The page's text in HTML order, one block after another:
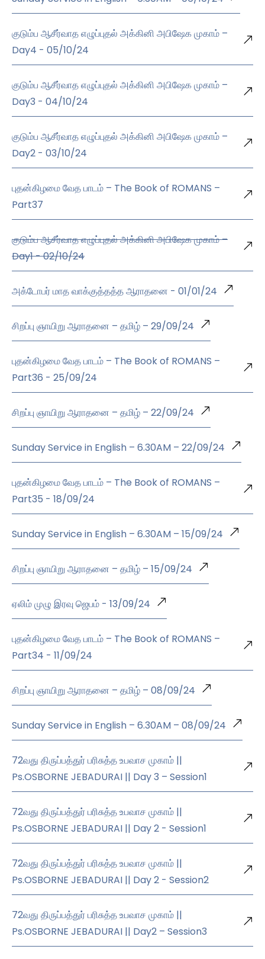
குடும்ப ஆசீர்வாத எழுப்புதல் அக்கினி அபிஷேக முகாம் –
Day4 - 05/10/24
குடும்ப ஆசீர்வாத எழுப்புதல் அக்கினி அபிஷேக முகாம் –
Day3 - 04/10/24
குடும்ப ஆசீர்வாத எழுப்புதல் அக்கினி அபிஷேக முகாம் –
Day2 - 03/10/24
புதன்கிழமை வேத பாடம் – The Book of ROMANS –
Part37
குடும்ப ஆசீர்வாத எழுப்புதல் அக்கினி அபிஷேக முகாம் –
Day1 - 02/10/24
அக்டோபர் மாத வாக்குத்தத்த ஆராதனை - 01/01/24
சிறப்பு ஞாயிறு ஆராதனை – தமிழ் – 29/09/24
புதன்கிழமை வேத பாடம் – The Book of ROMANS –
Part36 - 25/09/24
சிறப்பு ஞாயிறு ஆராதனை – தமிழ் – 22/09/24
Sunday Service in English – 6.30AM – 22/09/24
புதன்கிழமை வேத பாடம் – The Book of ROMANS –
Part35 - 18/09/24
Sunday Service in English – 6.30AM – 15/09/24
சிறப்பு ஞாயிறு ஆராதனை – தமிழ் – 15/09/24
ஏலிம் முழு இரவு ஜெபம் - 13/09/24
புதன்கிழமை வேத பாடம் – The Book of ROMANS –
Part34 - 11/09/24
சிறப்பு ஞாயிறு ஆராதனை – தமிழ் – 08/09/24
Sunday Service in English – 6.30AM – 08/09/24
72வது திருப்பத்துர் பரிசுத்த உபவாச முகாம் ||
Ps.OSBORNE JEBADURAI || Day 3 – Session1
72வது திருப்பத்துர் பரிசுத்த உபவாச முகாம் ||
Ps.OSBORNE JEBADURAI || Day 2 - Session1
72வது திருப்பத்துர் பரிசுத்த உபவாச முகாம் ||
Ps.OSBORNE JEBADURAI || Day 2 - Session2
72வது திருப்பத்துர் பரிசுத்த உபவாச முகாம் ||
Ps.OSBORNE JEBADURAI || Day2 – Session3